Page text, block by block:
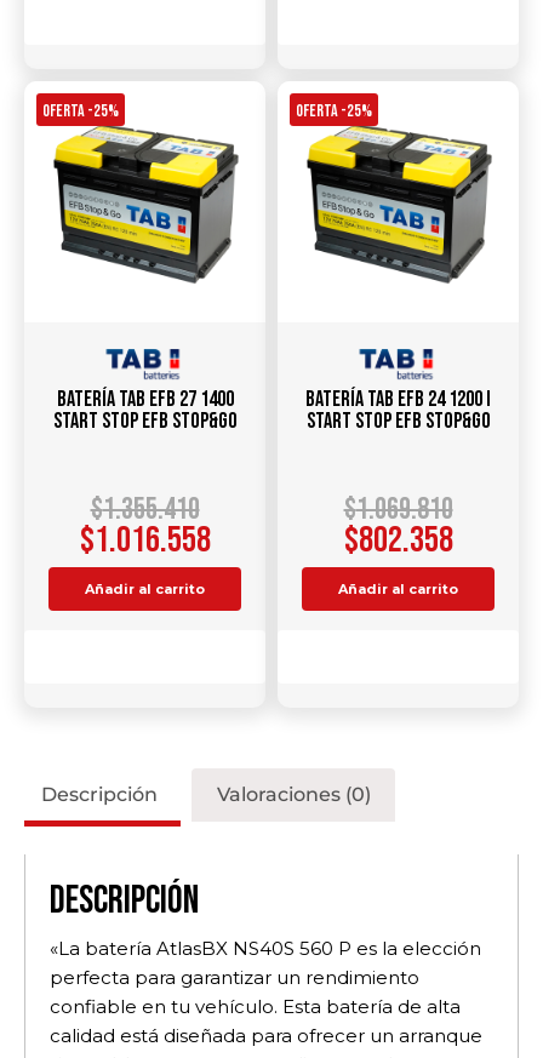
OFERTA -25%
Batería TAB EFB 27 1400
Start Stop EFB Stop&Go
$1.355.410
$1.016.558
Añadir al carrito
OFERTA -25%
Batería TAB EFB 24 1200 I
Start Stop EFB Stop&Go
$1.069.810
$802.358
Añadir al carrito
Descripción Valoraciones (0)
Descripción
«La batería AtlasBX NS40S 560 P es la elección
perfecta para garantizar un rendimiento
confiable en tu vehículo. Esta batería de alta
calidad está diseñada para ofrecer un arranque